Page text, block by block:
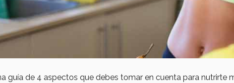
guía de 4 aspectos que debes tomar en cuenta para nutrirte